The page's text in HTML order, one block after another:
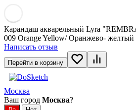
Карандаш акварельный Lyra
009 Orange Yellow/ Оранжево- желтый
Написать отзыв
Перейти в корзину
Москва
Ваш город Москва?